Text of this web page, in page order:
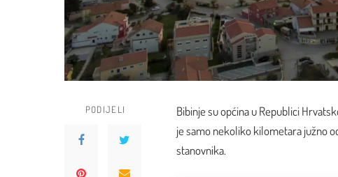
PODIJELI
Bibinje su općina u Republici
je samo nekoliko kilometara južno
stanovnika.